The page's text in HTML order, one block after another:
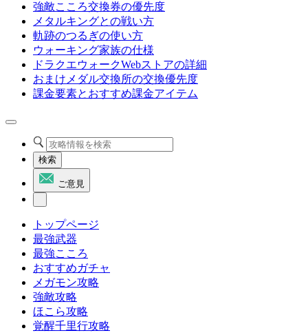
強敵こころ交換券の優先度
メタルキングとの戦い方
軌跡のつるぎの使い方
ウォーキング家族の仕様
ドラクエウォークWebストアの詳細
おまけメダル交換所の交換優先度
課金要素とおすすめ課金アイテム
検索
ご意見
トップページ
最強武器
最強こころ
おすすめガチャ
メガモン攻略
強敵攻略
ほこら攻略
覚醒千里行攻略